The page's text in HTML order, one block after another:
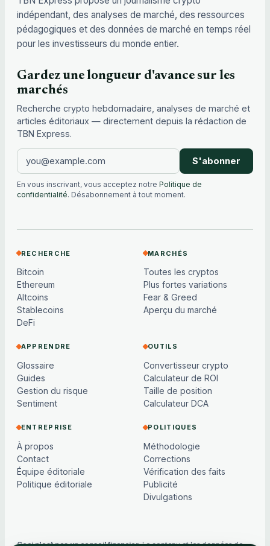
indépendant, des analyses de marché, des ressources
pédagogiques et des données de marché en temps réel
pour les investisseurs du monde entier.
Gardez une longueur d'avance sur les
marchés
Recherche crypto hebdomadaire, analyses de marché et
articles éditoriaux — directement depuis la rédaction de
TBN Express.
S'abonner
En vous inscrivant, vous acceptez notre Politique de
confidentialité. Désabonnement à tout moment.
RECHERCHE
Bitcoin
Ethereum
Altcoins
Stablecoins
DeFi
MARCHÉS
Toutes les cryptos
Plus fortes variations
Fear & Greed
Aperçu du marché
APPRENDRE
Glossaire
Guides
Gestion du risque
Sentiment
OUTILS
Convertisseur crypto
Calculateur de ROI
Taille de position
Calculateur DCA
ENTREPRISE
À propos
Contact
Équipe éditoriale
Politique éditoriale
POLITIQUES
Méthodologie
Corrections
Vérification des faits
Publicité
Divulgations
Ceci n'est pas un conseil financier.Le contenu et les données de